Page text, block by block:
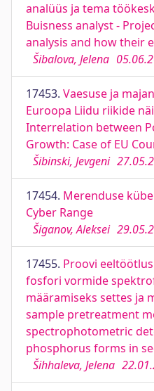
analüüs ja tema
Buisness analyst -
analysis and how their
Šibalova, Jelena
17453. Vaesuse ja
Euroopa Liidu riikide
Interrelation between
Growth: Case of EU
Šibinski, Jevgeni
17454. Merenduse
Cyber Range
Šiganov, Aleksei
17455. Proovi
fosfori vormide
määramiseks settes ja
sample pretreatment
spectrophotometric
phosphorus forms in
Šihhaleva, Jelena